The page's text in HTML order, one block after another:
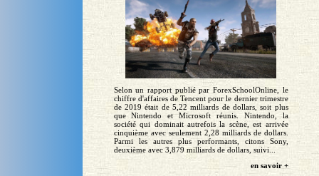
Selon un rapport publié par ForexSchoolOnline, le
chiffre d'affaires de Tencent pour le dernier trimestre
de 2019 était de 5,22 milliards de dollars, soit plus
que Nintendo et Microsoft réunis. Nintendo, la
société qui dominait autrefois la scène, est arrivée
cinquième avec seulement 2,28 milliards de dollars.
Parmi les autres plus performants, citons Sony,
deuxième avec 3,879 milliards de dollars, suivi...
en savoir +